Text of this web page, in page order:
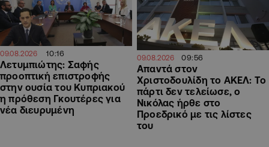
09.08.2026 10:16
Λετυμπιώτης: Σαφής
προοπτική επιστροφής
στην ουσία του Κυπριακού
η πρόθεση Γκουτέρες για
νέα διευρυμένη
09.08.2026 09:56
Απαντά στον
Χριστοδουλίδη το ΑΚΕΛ: Το
πάρτι δεν τελείωσε, ο
Νικόλας ήρθε στο
Προεδρικό με τις λίστες
του